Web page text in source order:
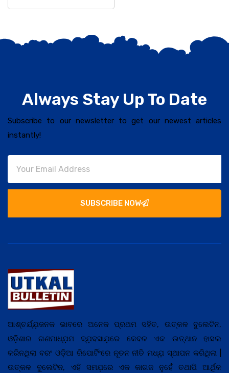
Always Stay Up To Date
Subscribe to our newsletter to get our newest articles
instantly!
SUBSCRIBE NOW
ଆଶ୍ଚର୍ଯ୍ଯ଼ଜନକ ଭାବରେ ଅନେକ ପ୍ରଥମ ସହିତ, ଉତ୍କଳ ବୁଲେଟିନ,
ଓଡ଼ିଶାର ଗଣମାଧ୍ଯ଼ମ ବ୍ଯ଼ବସାଯ଼ରେ କେବଳ ଏକ ଉତ୍ଥାନ ହାସଲ
କରିନଥିଲା ବରଂ ଓଡ଼ିଆ ରିପୋର୍ଟିଂରେ ନୂତନ ନୀତି ମଧ୍ଯ଼ ସ୍ଥାପନ କରିଥିଲା |
ଉତ୍କଳ ବୁଲେଟିନ, ଏହି ସମଯ଼ରେ ଏକ କାଗଜ ନୁହେଁ ତଥାପି ଆର୍ଥିକ